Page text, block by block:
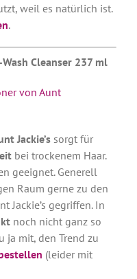
weil es natürlich ist.
.
Cleanser 237 ml
Jackie’ssorgt für
bei trockenem Haar.
geeignet. Generell
Raum gerne zu den
Jackie’s gegriffen. In
noch nicht ganz so
ja mit, den Trend zu
(leider mit